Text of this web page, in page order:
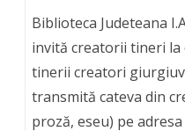
Biblioteca Judeteana
invită creatorii tineri
tinerii creatori
transmită cateva din
proză, eseu) pe